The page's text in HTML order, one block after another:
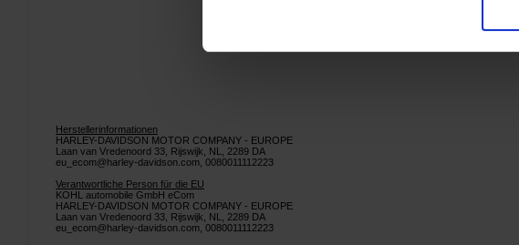
Herstellerinformationen
HARLEY-DAVIDSON MOTOR COMPANY - EUROPE
Laan van Vredenoord 33, Rijswijk, NL, 2289 DA
eu_ecom@harley-davidson.com, 0080011112223
Verantwortliche Person für die EU
KOHL automobile GmbH eCom
HARLEY-DAVIDSON MOTOR COMPANY - EUROPE
Laan van Vredenoord 33, Rijswijk, NL, 2289 DA
eu_ecom@harley-davidson.com, 0080011112223